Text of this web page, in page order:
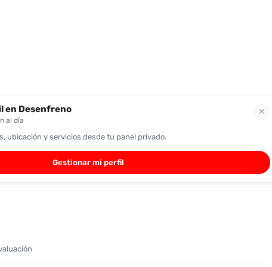
en Desenfreno
al día
✕
ubicación y servicios desde tu panel privado.
Gestionar mi perfil